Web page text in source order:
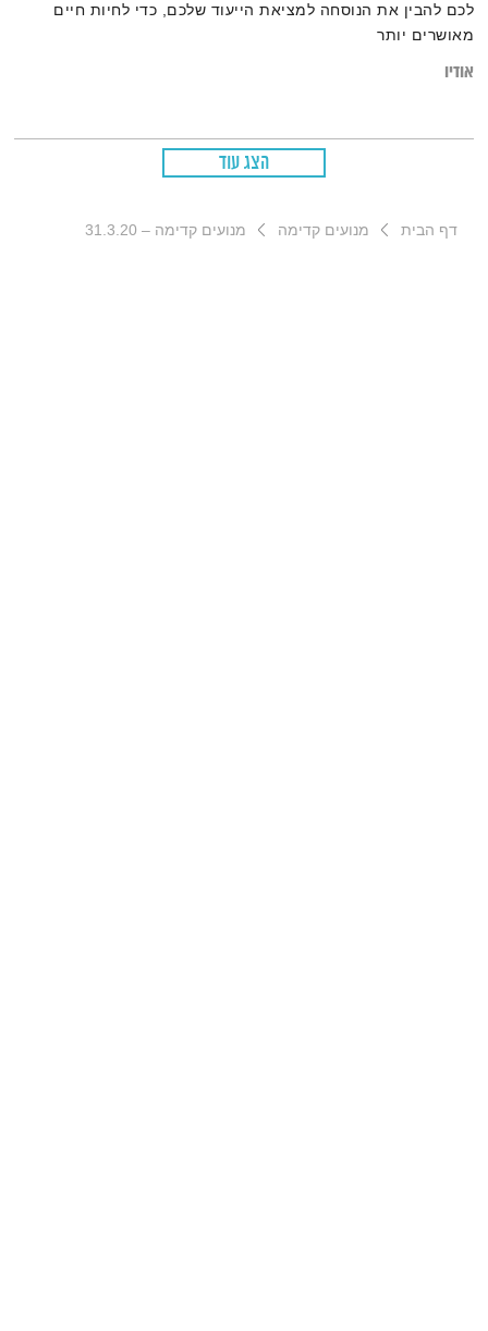
לכם להבין את הנוסחה למציאת הייעוד שלכם, כדי לחיות חיים
מאושרים יותר
אודיו
הצג עוד
דף הבית מנועים קדימה מנועים קדימה – 31.3.20